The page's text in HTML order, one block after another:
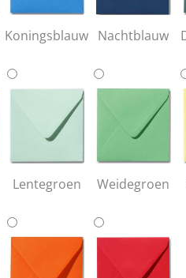
Koningsblauw Nachtblauw
Lentegroen Weidegroen